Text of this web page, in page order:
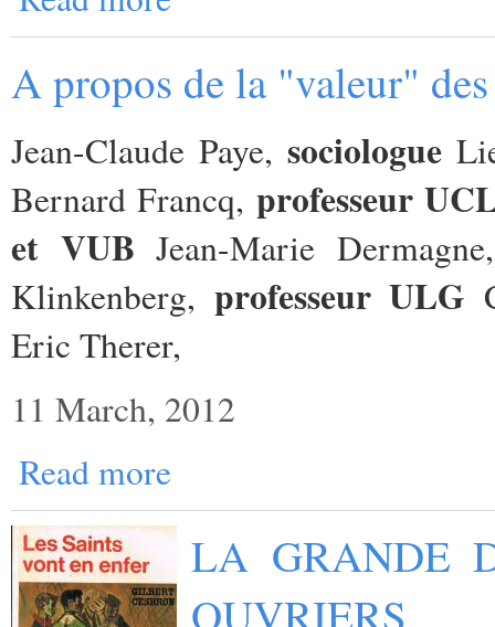
A propos de la "valeur"
Jean-Claude Paye, sociologue
Bernard Francq, professeur
et VUB Jean-Marie
Klinkenberg, professeur ULG
Eric Therer,
11 March, 2012
Read more
LA GRANDE
OUVRIERS